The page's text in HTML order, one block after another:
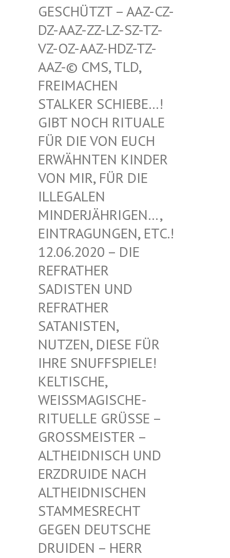
SCHÜTZT – AAZ-CZ-DZ
-AAZ-ZZ-LZ-SZ-TZ-VZ
-OZ-AAZ-HDZ-TZ-AA
Z-© CMS, TLD, FR
EIMACHEN ST
ALKER SCHIEBE…! GI
BT NOCH RITUALE FÜ
R DIE VON EUCH ER
WÄHNTEN KINDER VO
N MIR, FÜR DIE IL
LEGALEN MI
NDERJÄHRIGEN…, EI
NTRAGUNGEN, ETC.! 12
.06.2020 – DIE RE
FRATHER SA
DISTEN UND RE
FRATHER SA
TANISTEN, NU
TZEN, DIESE FÜR IH
RE SNUFFSPIELE! KE
LTISCHE, WE
ISSMAGISCHE- RIT
UELLE GRÜSSE – GROSS
MEISTER – ALTHE
IDNISCH UND ERZDR
UIDE NACH ALTHE
IDNISCHEN STAMM
ESRECHT GEGEN
DEUTSCHE DRUID
EN – HERR THOMA